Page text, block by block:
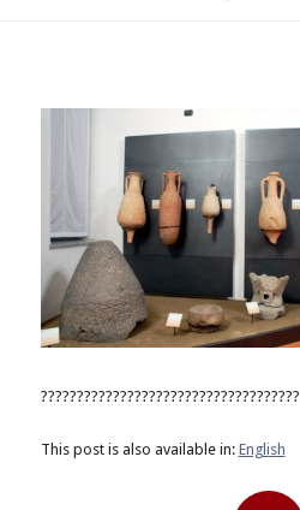
????????????????????????????????????
This post is also available in: English